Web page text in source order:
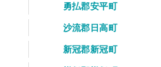
勇払郡安平町
沙流郡日高町
新冠郡新冠町